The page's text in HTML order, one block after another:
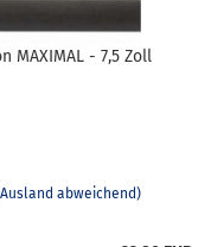
MA­XI­MAL - 7,5 Zoll
abweichend)